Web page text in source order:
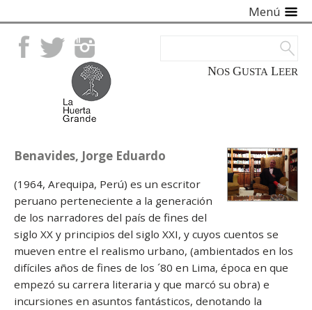
Facebook TwitterInstagram
NOS GUSTA LEER
Menú
Benavides, Jorge Eduardo
(1964, Arequipa, Perú) es un escritor
peruano perteneciente a la generación
de los narradores del país de fines del
siglo XX y principios del siglo XXI, y cuyos cuentos se
mueven entre el realismo urbano, (ambientados en los
difíciles años de fines de los ´80 en Lima, época en que
empezó su carrera literaria y que marcó su obra) e
incursiones en asuntos fantásticos, denotando la